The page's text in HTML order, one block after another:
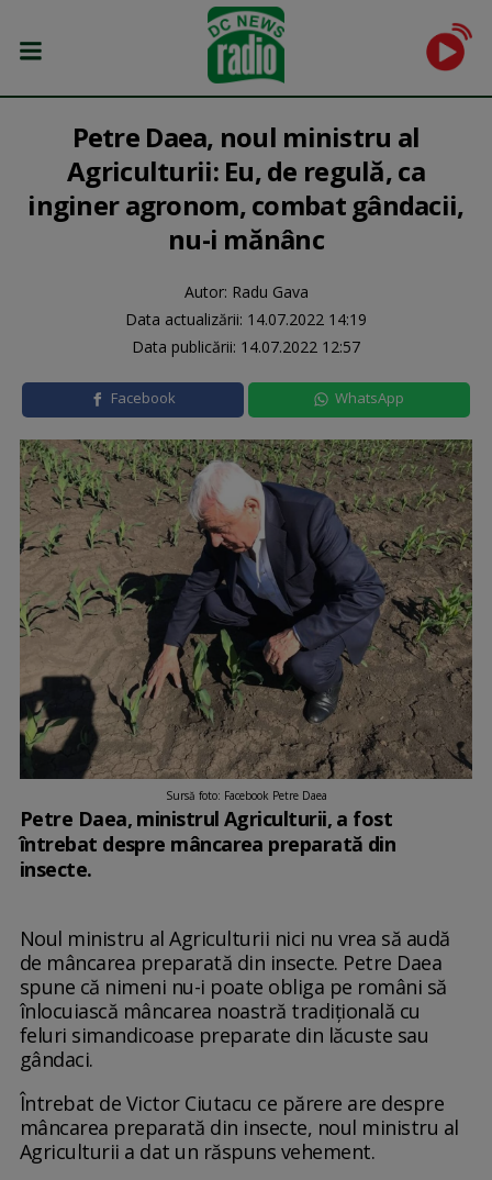
Petre Daea, noul ministru al
Agriculturii: Eu, de regulă, ca
inginer agronom, combat gândacii,
nu-i mănânc
Autor: Radu Gava
Data actualizării: 14.07.2022 14:19
Data publicării: 14.07.2022 12:57
Facebook WhatsApp
Sursă foto: Facebook Petre Daea
Petre Daea, ministrul Agriculturii, a fost
întrebat despre mâncarea preparată din
insecte.
Noul ministru al Agriculturii nici nu vrea să audă
de mâncarea preparată din insecte. Petre Daea
spune că nimeni nu-i poate obliga pe români să
înlocuiască mâncarea noastră tradiţională cu
feluri simandicoase preparate din lăcuste sau
gândaci.
Întrebat de Victor Ciutacu ce părere are despre
mâncarea preparată din insecte, noul ministru al
Agriculturii a dat un răspuns vehement.